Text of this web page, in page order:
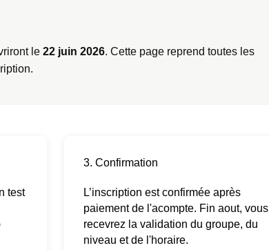
le 22 juin 2026. Cette page reprend toutes les
test
3. Confirmation
L’inscription est confirmée après
paiement de l'acompte. Fin aout, vous
recevrez la validation du groupe, du
niveau et de l'horaire.